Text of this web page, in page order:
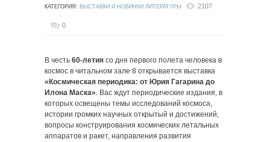
КАТЕГОРИЯ: ВЫСТАВКИ И НОВИНКИ ЛИТЕРАТУРЫ 2107
0
В честь 60-летия со дня первого полета человека в
космос в читальном зале 8 открывается выставка
«Космическая периодика: от Юрия Гагарина до
Илона Маска». Вас ждут периодические издания, в
которых освещены темы исследований космоса,
истории громких научных открытый и достижений,
вопросы конструирования космических летальных
аппаратов и ракет, направления развития